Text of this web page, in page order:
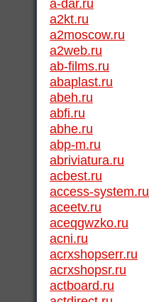
a-dar.ru
a2kt.ru
a2moscow.ru
a2web.ru
ab-films.ru
abaplast.ru
abeh.ru
abfi.ru
abhe.ru
abp-m.ru
abriviatura.ru
acbest.ru
access-system.ru
aceetv.ru
aceqgwzko.ru
acni.ru
acrxshopserr.ru
acrxshopsr.ru
actboard.ru